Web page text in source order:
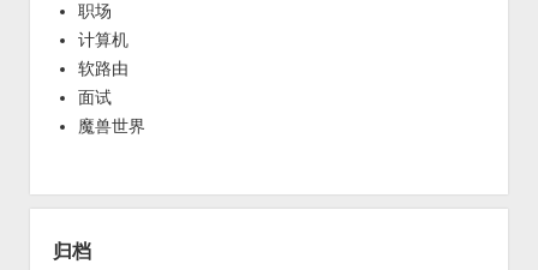
职场
计算机
软路由
面试
魔兽世界
归档